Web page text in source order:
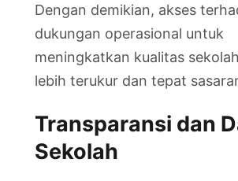
Dengan demikian, akses
dukungan operasional untuk
meningkatkan kualitas
lebih terukur dan tepat
Transparansi dan
Sekolah